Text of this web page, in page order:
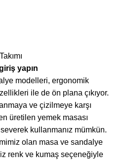
yapın
modelleri, ergonomik
ile de ön plana çıkıyor.
ve çizilmeye karşı
üretilen yemek masası
kullanmanız mümkün.
olan masa ve sandalye
renk ve kumaş seçeneğiyle